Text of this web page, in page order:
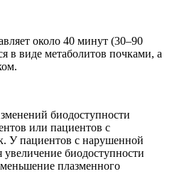
около 40 минут (30–90
в виде метаболитов почками, а
биодоступности
или пациентов с
У пациентов с нарушенной
биодоступности
плазменного